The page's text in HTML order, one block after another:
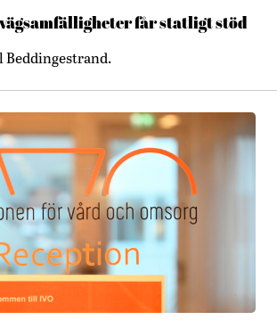
får statligt stöd